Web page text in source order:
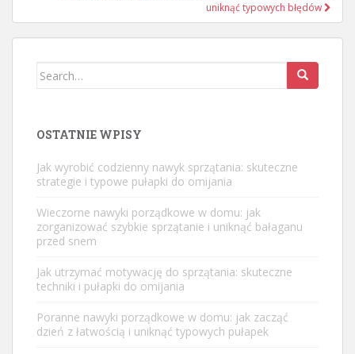
uniknąć typowych błędów
Search
OSTATNIE WPISY
Jak wyrobić codzienny nawyk sprzątania: skuteczne
strategie i typowe pułapki do omijania
Wieczorne nawyki porządkowe w domu: jak
zorganizować szybkie sprzątanie i uniknąć bałaganu
przed snem
Jak utrzymać motywację do sprzątania: skuteczne
techniki i pułapki do omijania
Poranne nawyki porządkowe w domu: jak zacząć
dzień z łatwością i uniknąć typowych pułapek